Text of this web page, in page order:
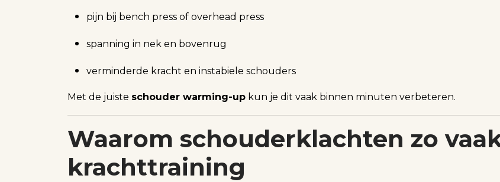
pijn bij bench press of overhead press
spanning in nek en bovenrug
verminderde kracht en instabiele schouders
Met de juiste schouder warming-up kun je dit vaak binnen minuten verbeteren.
Waarom schouderklachten zo
krachttraining